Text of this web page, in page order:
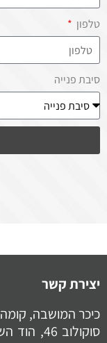
טלפון
סיבת פנייה
יצירת קשר
כיכר המושבה, קומה 8
סוקולוב 46, הוד השרון, 4528475 |